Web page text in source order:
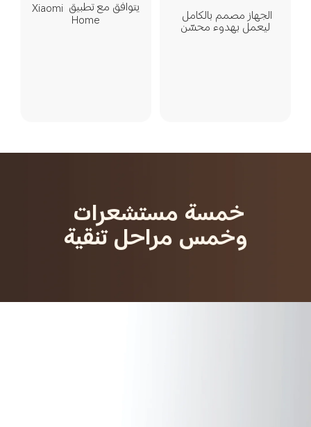
يتوافق مع تطبيق Xiaomi
Home
الجهاز مصمم بالكامل
ليعمل بهدوء محسّن
خمسة مستشعرات
وخمس مراحل تنقية